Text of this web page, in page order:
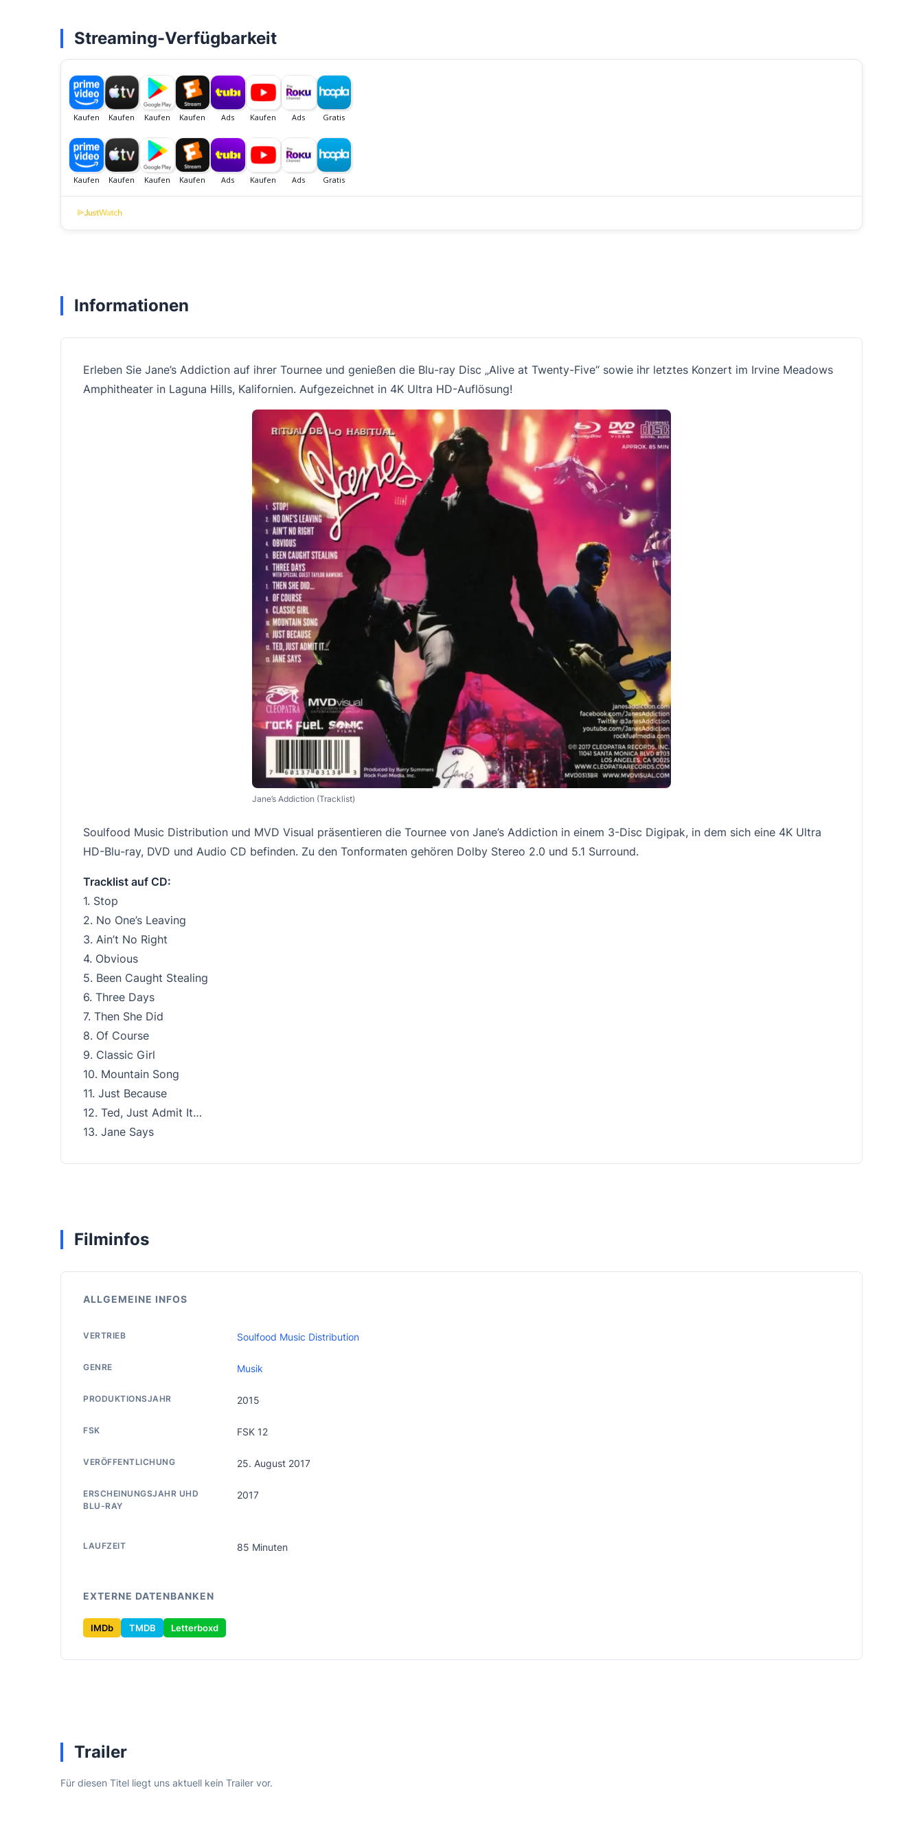
Streaming-Verfügbarkeit
Informationen
Erleben Sie Jane’s Addiction auf ihrer Tournee und genießen die Blu-ray Disc „Alive at Twenty-Five“ sowie ihr letztes Konzert im Irvine Meadows
Amphitheater in Laguna Hills, Kalifornien. Aufgezeichnet in 4K Ultra HD-Auflösung!
Jane’s Addiction (Tracklist)
Soulfood Music Distribution und MVD Visual präsentieren die Tournee von Jane’s Addiction in einem 3-Disc Digipak, in dem sich eine 4K Ultra
HD-Blu-ray, DVD und Audio CD befinden. Zu den Tonformaten gehören Dolby Stereo 2.0 und 5.1 Surround.
Tracklist auf CD:
1. Stop
2. No One’s Leaving
3. Ain’t No Right
4. Obvious
5. Been Caught Stealing
6. Three Days
7. Then She Did
8. Of Course
9. Classic Girl
10. Mountain Song
11. Just Because
12. Ted, Just Admit It…
13. Jane Says
Filminfos
ALLGEMEINE INFOS
VERTRIEB Soulfood Music Distribution
GENRE Musik
PRODUKTIONSJAHR 2015
FSK FSK 12
VERÖFFENTLICHUNG 25. August 2017
ERSCHEINUNGSJAHR UHD
BLU-RAY
2017
LAUFZEIT 85 Minuten
EXTERNE DATENBANKEN
IMDb TMDB Letterboxd
Trailer
Für diesen Titel liegt uns aktuell kein Trailer vor.